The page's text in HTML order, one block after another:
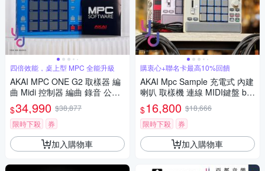
四倍效能，桌上型 MPC 全能升級
AKAI MPC ONE G2 取樣器 編
曲 Midi 控制器 編曲 錄音 公司
貨
$34,990 $38,877
限時下殺
券
加入購物車
購衷心+聯名卡最高10%回饋
AKAI Mpc Sample 充電式 內建
喇叭 取樣機 連線 MIDI鍵盤 be
at 嘻哈 編曲 錄音
$16,800 $18,666
限時下殺
券
加入購物車